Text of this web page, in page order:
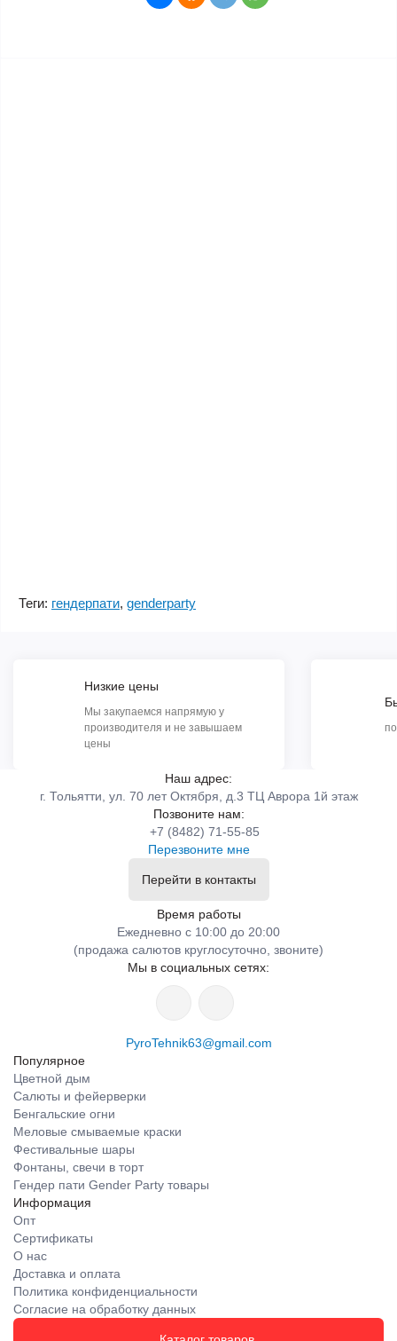
Теги: гендерпати, genderparty
Низкие цены
Мы закупаемся напрямую у
производителя и не завышаем
цены
Наш адрес:
г. Тольятти, ул. 70 лет Октября, д.3 ТЦ Аврора 1й этаж
Позвоните нам:
+7 (8482) 71-55-85
Перезвоните мне
Перейти в контакты
Время работы
Ежедневно с 10:00 до 20:00
(продажа салютов круглосуточно, звоните)
Мы в социальных сетях:
PyroTehnik63@gmail.com
Популярное
Цветной дым
Салюты и фейерверки
Бенгальские огни
Меловые смываемые краски
Фестивальные шары
Фонтаны, свечи в торт
Гендер пати Gender Party товары
Информация
Опт
Сертификаты
О нас
Доставка и оплата
Политика конфиденциальности
Согласие на обработку данных